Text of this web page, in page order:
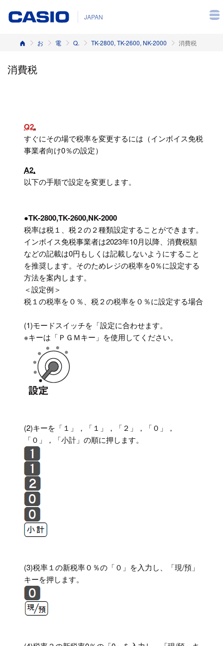
JAPAN
ホーム お客様サポート 電子レジスター Q&A（よくある質問と答え） TK-2800, TK-2600, NK-2000 消費税
消費税
Q2
すぐにその場で税率を変更するには（インボイス免税
事業者向け0％の設定）
A2
以下の手順で設定を変更します。
●TK-2800,TK-2600,NK-2000
税率は税１、税２の２種類設定することができます。
インボイス免税事業者は2023年10月以降、消費税額
などの記載は0円もしくは記載しないようにすること
を推奨します。そのためレジの税率を0％に設定する
方法を案内します。
＜設定例＞
税１の税率を０％、税２の税率を０％に設定する場合
(1)モードスイッチを「設定に合わせます。
※キーは「ＰＧＭキー」を使用してください。
(2)キーを「１」，「１」，「２」，「０」，
「０」，「小計」の順に押します。
(3)税率１の新税率０％の「０」を入力し、「現/預」
キーを押します。